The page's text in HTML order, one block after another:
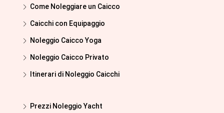
Come Noleggiare un Caicco
Caicchi con Equipaggio
Noleggio Caicco Yoga
Noleggio Caicco Privato
Itinerari di Noleggio Caicchi
Prezzi Noleggio Yacht